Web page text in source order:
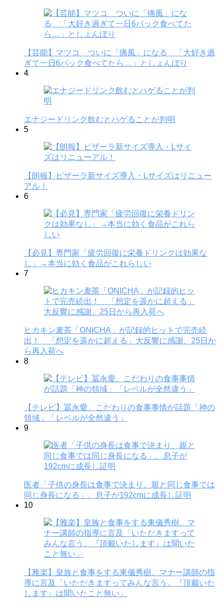
【芸能】マツコ ついに「痛風」になる 「大好き過
ぎて一日6パック食べてたら…」としょんぼり
4
エナジードリンク飲むとハゲることが判明
5
【朗報】ピザーラ新サイズ導入・Lサイズはリニュー
アル！
6
【必見】専門家「疲労回復に栄養ドリンクは効果な
し」→本当に効く食品がこれらしい
7
ヒカキン麦茶「ONICHA」が記録的ヒットで完売続
出！ 「想定を遥かに超える」大反響に感謝、25日か
ら再入荷へ
8
【テレビ】冨永愛、こだわりの食事事情が話題「神の
領域」「レベルが全然違う」
9
医者「子供の身長は食事で決まり、親と同じ食事では
同じ身長になる」、息子が192cmに成長し証明
10
【雅楽】皇族と食事をする東儀秀樹、マナー講師の指
導に言及「いただきますってみんな言う。『頂戴いた
します』は聞いたこと無い」